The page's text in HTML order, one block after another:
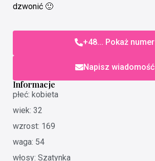
dzwonić 🙂
+48... Pokaż numer
Napisz wiadomość
Informacje
płeć: kobieta
wiek: 32
wzrost: 169
waga: 54
włosy: Szatynka